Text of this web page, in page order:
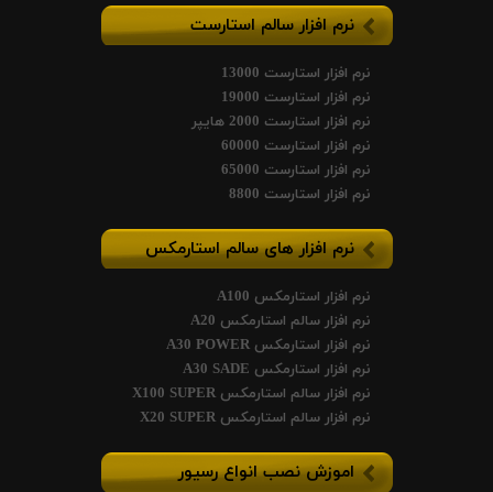
نرم افزار سالم استارست
نرم افزار استارست 13000
نرم افزار استارست 19000
نرم افزار استارست 2000 هایپر
نرم افزار استارست 60000
نرم افزار استارست 65000
نرم افزار استارست 8800
نرم افزار های سالم استارمکس
نرم افزار استارمکس A100
نرم افزار سالم استارمکس A20
نرم افزار استارمکس A30 POWER
نرم افزار استارمکس A30 SADE
نرم افزار سالم استارمکس X100 SUPER
نرم افزار سالم استارمکس X20 SUPER
اموزش نصب انواع رسیور